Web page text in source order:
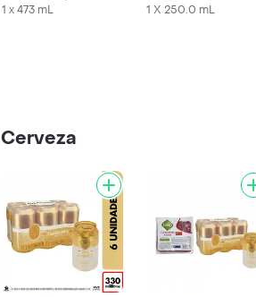
Mango
1 x 473 mL
Verde
1 X 250.0 mL
Cerveza